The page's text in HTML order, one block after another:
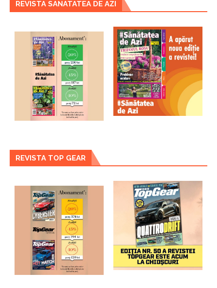
REVISTA SANATATEA DE AZI
REVISTA TOP GEAR